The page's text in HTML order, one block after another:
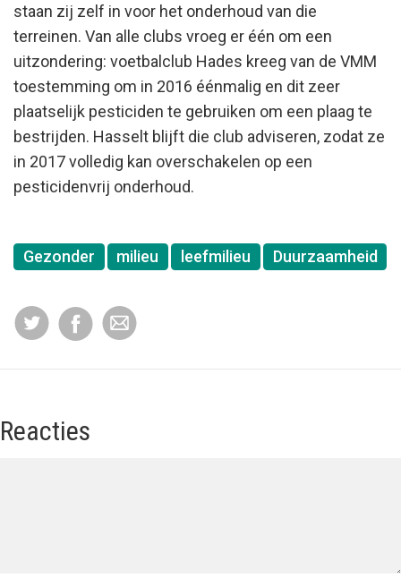
staan zij zelf in voor het onderhoud van die
terreinen. Van alle clubs vroeg er één om een
uitzondering: voetbalclub Hades kreeg van de VMM
toestemming om in 2016 éénmalig en dit zeer
plaatselijk pesticiden te gebruiken om een plaag te
bestrijden. Hasselt blijft die club adviseren, zodat ze
in 2017 volledig kan overschakelen op een
pesticidenvrij onderhoud.
Gezonder milieu leefmilieu Duurzaamheid
Reacties